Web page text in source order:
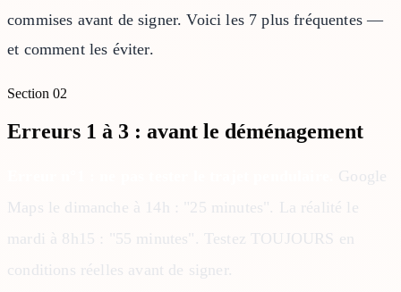
commises avant de signer. Voici les 7 plus fréquentes —
et comment les éviter.
Section 02
Erreurs 1 à 3 : avant le déménagement
Google
Maps le dimanche à 14h : "25 minutes". La réalité le
mardi à 8h15 : "55 minutes". Testez TOUJOURS en
conditions réelles avant de signer.